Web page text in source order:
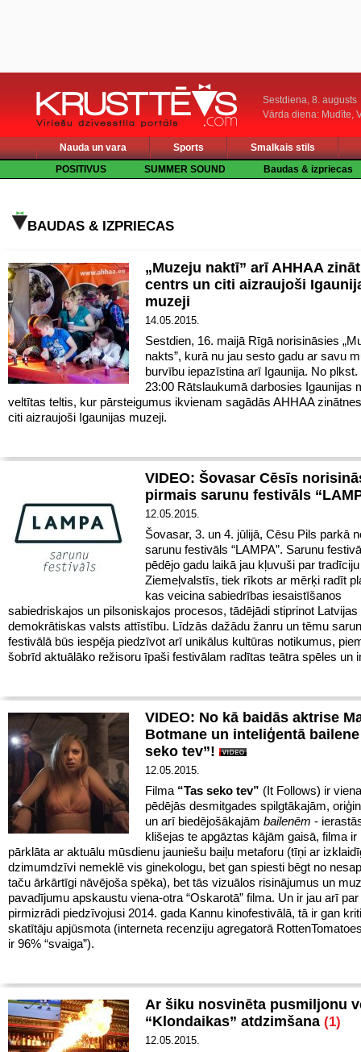
Sestdiena, 8. augusts
Vārda diena: Mudīte,
Nauda un vara Sports
Smalkais stils
POSITIVUS
SUMMER SOUND Baudas & izpriecas
BAUDAS & IZPRIECAS
„Muzeju naktī” arī AHHAA
centrs un citi aizraujoši
muzeji
14.05.2015.
Sestdien, 16. maijā Rīgā norisināsies
nakts”, kurā nu jau sesto gadu ar savu
burvību iepazīstina arī Igaunija. No
23:00 Rātslaukumā darbosies Igaunijas
veltītas teltis, kur pārsteigumus ikvienam sagādās AHHAA
citi aizraujoši Igaunijas muzeji.
VIDEO: Šovasar Cēsīs
pirmais sarunu festivāls
12.05.2015.
Šovasar, 3. un 4. jūlijā, Cēsu Pils parkā
sarunu festivāls “LAMPA”. Sarunu
pēdējo gadu laikā jau kļuvuši par tradīciju
Ziemeļvalstīs, tiek rīkots ar mērķi radīt
kas veicina sabiedrības iesaistīšanos
sabiedriskajos un pilsoniskajos procesos, tādējādi stiprinot Latvijas
demokrātiskas valsts attīstību. Līdzās dažādu žanru un tēmu
festivālā būs iespēja piedzīvot arī unikālus kultūras notikumus,
šobrīd aktuālāko režisoru īpaši festivālam radītas teātra spēles un
VIDEO: No kā baidās aktrise
Botmane un inteliģentā bailene
seko tev”!
12.05.2015.
Filma “Tas seko tev” (It Follows) ir
pēdējās desmitgades spilgtākajām,
un arī biedējošākajām bailenēm -
klišejas te apgāztas kājām gaisā, filma ir
pārklāta ar aktuālu mūsdienu jauniešu baiļu metaforu (tīņi ar
dzimumdzīvi nemeklē vis ginekologu, bet gan spiesti bēgt no
taču ārkārtīgi nāvējoša spēka), bet tās vizuālos risinājumus un
pavadījumu apskaustu viena-otra “Oskarotā” filma. Un ir jau arī
pirmizrādi piedzīvojusi 2014. gada Kannu kinofestivālā, tā ir gan
skatītāju apjūsmota (interneta recenziju agregatorā
ir 96% “svaiga”).
Ar šiku nosvinēta pusmiljonu
“Klondaikas” atdzimšana (1)
12.05.2015.